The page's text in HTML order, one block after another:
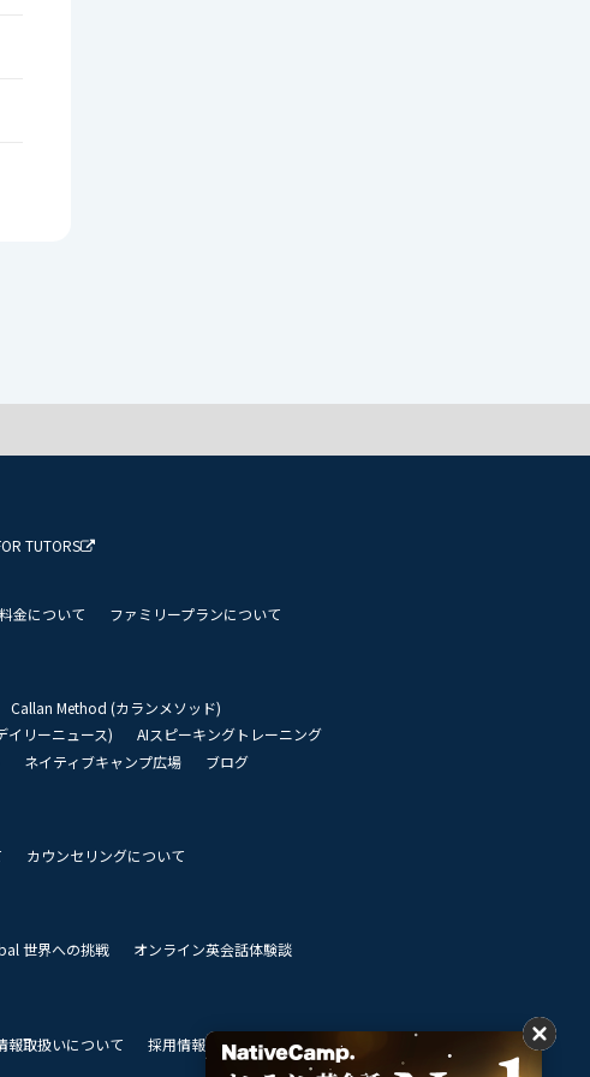
TUTORS
料金について
ファミリープランについて
Callan Method (カランメソッド)
イリーニュース)
AIスピーキングトレーニング
ネイティブキャンプ広場
ブログ
カウンセリングについて
世界への挑戦
オンライン英会話体験談
報取扱いについて 採用情報 私達のビジョン